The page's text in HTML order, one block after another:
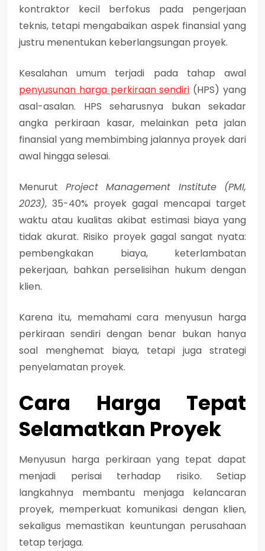
kontraktor kecil berfokus pada pengerjaan
teknis, tetapi mengabaikan aspek finansial yang
justru menentukan keberlangsungan proyek.
Kesalahan umum terjadi pada tahap awal
penyusunan harga perkiraan sendiri (HPS) yang
asal-asalan. HPS seharusnya bukan sekadar
angka perkiraan kasar, melainkan peta jalan
finansial yang membimbing jalannya proyek dari
awal hingga selesai.
Menurut Project Management Institute (PMI,
2023), 35-40% proyek gagal mencapai target
waktu atau kualitas akibat estimasi biaya yang
tidak akurat. Risiko proyek gagal sangat nyata:
pembengkakan biaya, keterlambatan
pekerjaan, bahkan perselisihan hukum dengan
klien.
Karena itu, memahami cara menyusun harga
perkiraan sendiri dengan benar bukan hanya
soal menghemat biaya, tetapi juga strategi
penyelamatan proyek.
Cara Harga Tepat
Selamatkan Proyek
Menyusun harga perkiraan yang tepat dapat
menjadi perisai terhadap risiko. Setiap
langkahnya membantu menjaga kelancaran
proyek, memperkuat komunikasi dengan klien,
sekaligus memastikan keuntungan perusahaan
tetap terjaga.